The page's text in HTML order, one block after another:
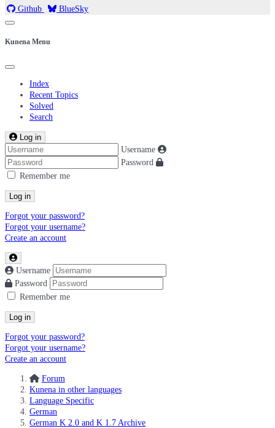
Github BlueSky
Kunena Menu
Index
Recent Topics
Solved
Search
Log in
Username
Password
Remember me
Log in
Forgot your password?
Forgot your username?
Create an account
Username
Password
Remember me
Log in
Forgot your password?
Forgot your username?
Create an account
Forum
Kunena in other languages
Language Specific
German
German K 2.0 and K 1.7 Archive